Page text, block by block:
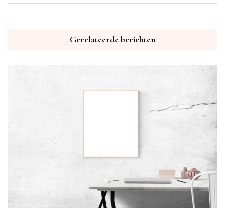
Gerelateerde berichten